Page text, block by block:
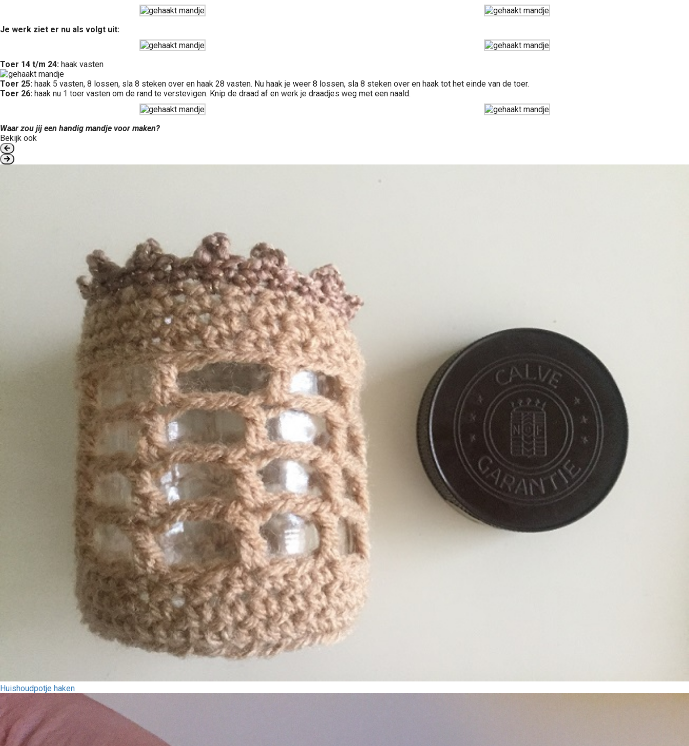
Je werk ziet er nu als volgt uit:
Toer 14 t/m 24: haak vasten
Toer 25: haak 5 vasten, 8 lossen, sla 8 steken over en haak 28 vasten. Nu haak je weer 8 lossen, sla 8 steken over en haak tot het einde van de toer.
Toer 26: haak nu 1 toer vasten om de rand te verstevigen. Knip de draad af en werk je draadjes weg met een naald.
Waar zou jij een handig mandje voor maken?
Bekijk ook
Huishoudpotje haken